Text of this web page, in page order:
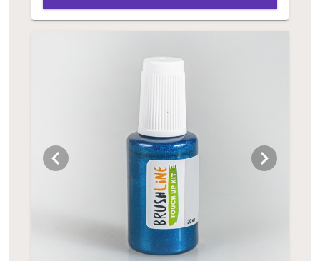
chevron_left chevron_right